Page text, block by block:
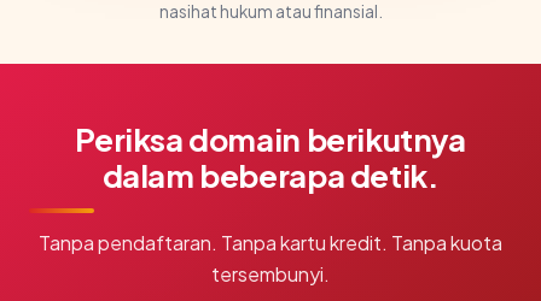
nasihat hukum atau finansial.
Periksa domain berikutnya
dalam beberapa detik.
Tanpa pendaftaran. Tanpa kartu kredit. Tanpa kuota
tersembunyi.